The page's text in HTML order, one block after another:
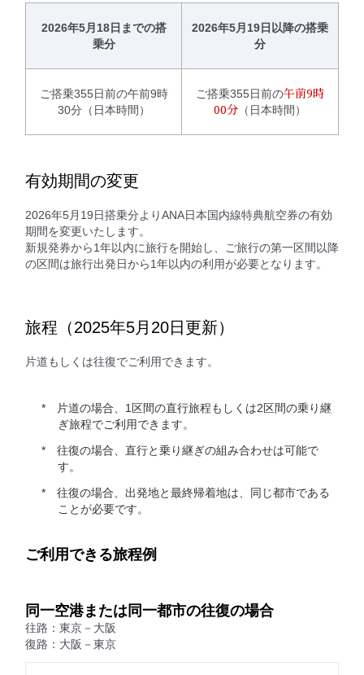
2026年5月18日までの搭
乗分
2026年5月19日以降の搭乗
分
ご搭乗355日前の午前9時
30分（日本時間）
ご搭乗355日前の午前9時
00分 （日本時間）
有効期間の変更
2026年5月19日搭乗分よりANA日本国内線特典航空券の有効
期間を変更いたします。
新規発券から1年以内に旅行を開始し、ご旅行の第一区間以降
の区間は旅行出発日から1年以内の利用が必要となります。
旅程（2025年5月20日更新）
片道もしくは往復でご利用できます。
片道の場合、1区間の直行旅程もしくは2区間の乗り継
ぎ旅程でご利用できます。
往復の場合、直行と乗り継ぎの組み合わせは可能で
す。
往復の場合、出発地と最終帰着地は、同じ都市である
ことが必要です。
ご利用できる旅程例
同一空港または同一都市の往復の場合
往路：東京－大阪
復路：大阪－東京